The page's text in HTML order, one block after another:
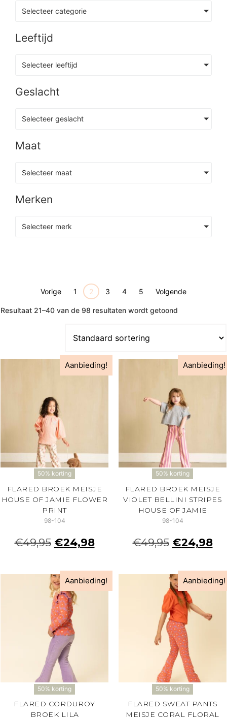
Selecteer categorie
Leeftijd
Selecteer leeftijd
Geslacht
Selecteer geslacht
Maat
Selecteer maat
Merken
Selecteer merk
Vorige 1 2 3 4 5 Volgende
Resultaat 21–40 van de 98 resultaten wordt getoond
Aanbieding!
50% korting
FLARED BROEK MEISJE
HOUSE OF JAMIE FLOWER
PRINT
98-104
€49,95 €24,98
Aanbieding!
50% korting
FLARED BROEK MEISJE
VIOLET BELLINI STRIPES
HOUSE OF JAMIE
98-104
€49,95 €24,98
Aanbieding!
50% korting
FLARED CORDUROY
BROEK LILA
Aanbieding!
50% korting
FLARED SWEAT PANTS
MEISJE CORAL FLORAL